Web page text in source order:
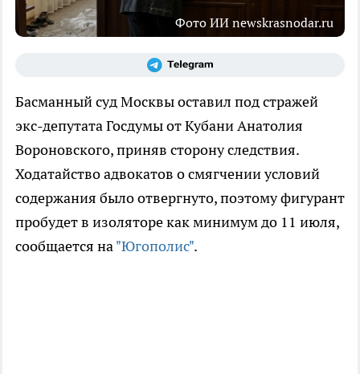
Фото ИИ newskrasnodar.ru
Басманный суд Москвы оставил под стражей
экс-депутата Госдумы от Кубани Анатолия
Вороновского, приняв сторону следствия.
Ходатайство адвокатов о смягчении условий
содержания было отвергнуто, поэтому фигурант
пробудет в изоляторе как минимум до 11 июля,
сообщается на"Югополис".